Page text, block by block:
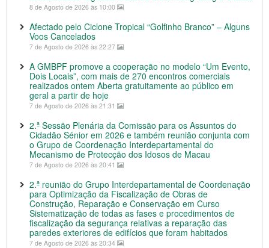
8 de Agosto de 2026 às 10:00
Afectado pelo Ciclone Tropical “Golfinho Branco” – Alguns
Voos Cancelados
7 de Agosto de 2026 às 22:27
A GMBPF promove a cooperação no modelo “Um Evento,
Dois Locais”, com mais de 270 encontros comerciais
realizados ontem Aberta gratuitamente ao público em
geral a partir de hoje
7 de Agosto de 2026 às 21:31
2.ª Sessão Plenária da Comissão para os Assuntos do
Cidadão Sénior em 2026 e também reunião conjunta com
o Grupo de Coordenação Interdepartamental do
Mecanismo de Protecção dos Idosos de Macau
7 de Agosto de 2026 às 20:41
2.ª reunião do Grupo Interdepartamental de Coordenação
para Optimização da Fiscalização de Obras de
Construção, Reparação e Conservação em Curso
Sistematização de todas as fases e procedimentos de
fiscalização da segurança relativas a reparação das
paredes exteriores de edifícios que foram habitados
7 de Agosto de 2026 às 20:34